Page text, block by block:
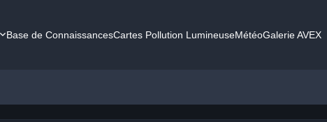
Base de ConnaissancesCartes Pollution LumineuseMétéoGalerie AVEX